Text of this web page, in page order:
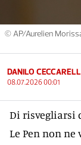
© AP/Aurelien
DANILO
08.07.2026 00:01
Di risvegliarsi
Le Pen non ne